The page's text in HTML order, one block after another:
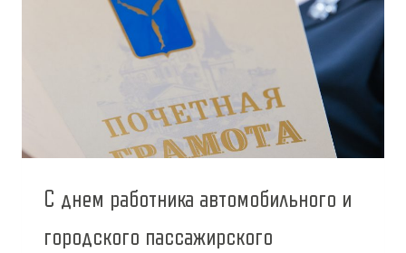
С днем работника автомобильного и
городского пассажирского